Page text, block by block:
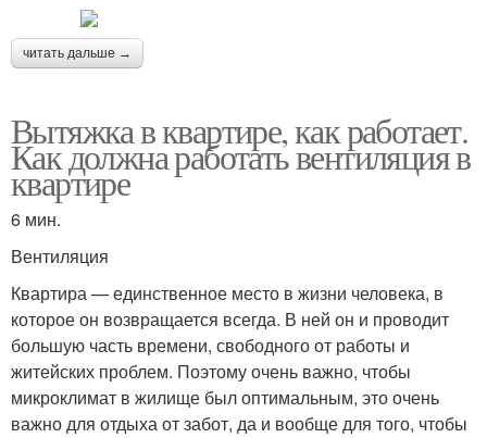
читать дальше →
Вытяжка в квартире, как работает.
Как должна работать вентиляция в
квартире
6 мин.
Вентиляция
Квартира — единственное место в жизни человека, в
которое он возвращается всегда. В ней он и проводит
большую часть времени, свободного от работы и
житейских проблем. Поэтому очень важно, чтобы
микроклимат в жилище был оптимальным, это очень
важно для отдыха от забот, да и вообще для того, чтобы